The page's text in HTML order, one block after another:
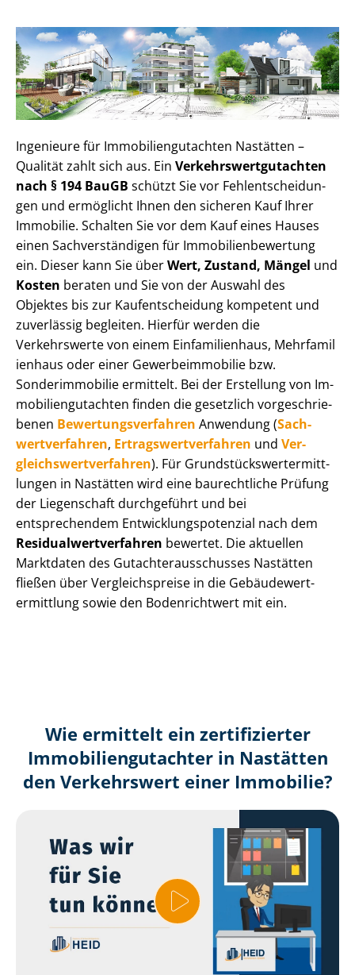
Ingenieure für Im­mo­bi­li­en­gut­ach­ten Nastätten –
Qualität zahlt sich aus. Ein Ver­kehrs­wert­gut­ach­ten
nach § 194 BauGB schützt Sie vor Fehl­ent­schei­dun­
gen und ermöglicht Ihnen den sicheren Kauf Ihrer
Immobilie. Schalten Sie vor dem Kauf eines Hauses
einen Sach­ver­stän­di­gen für Im­mo­bi­li­en­be­wer­tung
ein. Dieser kann Sie überWert, Zustand, Mängel und
Kosten beraten und Sie von der Auswahl des
Objektes bis zur Kauf­ent­schei­dung kompetent und
zuverlässig begleiten. Hierfür werden die
Verkehrswerte von einem Einfamilienhaus, Mehr­fa­mi­l
i­en­haus oder einer Ge­wer­be­im­mo­bi­lie bzw.
Sonderimmobilie ermittelt. Bei der Erstellung von Im­
mo­bi­li­en­gut­ach­ten finden die gesetzlich vor­ge­schrie­
be­nen Be­wer­tungs­ver­fah­ren Anwendung (Sach­
wert­ver­fah­ren, Er­trags­wert­ver­fah­ren und Ver­
gleichs­wert­ver­fah­ren). Für Grund­stücks­wert­ermitt­
lun­gen in Nastätten wird eine baurechtliche Prüfung
der Liegenschaft durchgeführt und bei
entsprechendem Ent­wick­lungs­po­ten­zi­al nach dem
Re­si­du­al­wert­ver­fah­ren bewertet. Die aktuellen
Marktdaten des Gut­ach­ter­aus­schus­ses Nastätten
fließen über Ver­gleichs­prei­se in die Ge­bäu­de­wert­
ermitt­lung sowie den Bodenrichtwert mit ein.
Wie ermittelt ein zertifizierter
Immobilien­gutachter in Nastätten
den Verkehrswert einer Immobilie?